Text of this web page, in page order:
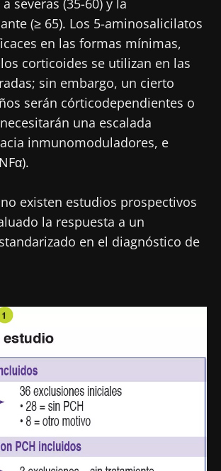
(≥ 65). Los 5-aminosalicilatos
en las formas mínimas,
corticoides se utilizan en las
sin embargo, un cierto
serán córticodependientes o
una escalada
inmunomoduladores, e
existen estudios prospectivos
la respuesta a un
en el diagnóstico de